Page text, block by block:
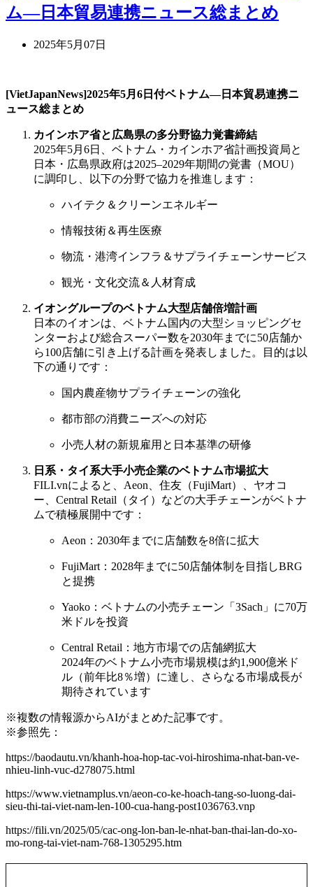
ム―日本貿易連携ニュース総まとめ
2025年5月07日
[VietJapanNews]2025年5月6日付ベトナム―日本貿易連携ニ
ュース総まとめ
カインホア省と広島県の多分野協力覚書締結
2025年5月6日、ベトナム・カインホア省計画投資局と
日本・広島県政府は2025–2029年期間の覚書（MOU）
に調印し、以下の分野で協力を推進します：
ハイテク＆クリーンエネルギー
情報技術＆再生医療
物流・港湾インフラ＆サプライチェーンサービス
観光・文化交流＆人材育成
イオングループのベトナム大型店舗倍増計画
日本のイオンは、ベトナム国内の大型ショッピングセ
ンターおよび総合スーパー数を2030年までに50店舗か
ら100店舗に引き上げる計画を発表しました。目的は以
下の通りです：
国内農産物サプライチェーンの強化
都市部の消費ニーズへの対応
小売人材の新規雇用と日本基準の研修
日系・タイ系大手小売企業のベトナム市場拡大
FILI.vnによると、Aeon、住友（FujiMart）、ヤオコ
ー、Central Retail（タイ）などの大手チェーンがベトナ
ムで積極展開中です：
Aeon：2030年までに店舗数を8倍に拡大
FujiMart：2028年までに50店舗体制を目指しBRG
と提携
Yaoko：ベトナムの小売チェーン「3Sach」に70万
米ドルを投資
Central Retail：地方市場での店舗網拡大
2024年のベトナム小売市場規模は約1,900億米ド
ル（前年比8％増）に達し、さらなる市場成長が
期待されています
※複数の情報源からAIがまとめた記事です。
※参照先：
https://baodautu.vn/khanh-hoa-hop-tac-voi-hiroshima-nhat-ban-ve-
nhieu-linh-vuc-d278075.html
https://www.vietnamplus.vn/aeon-co-ke-hoach-tang-so-luong-dai-
sieu-thi-tai-viet-nam-len-100-cua-hang-post1036763.vnp
https://fili.vn/2025/05/cac-ong-lon-ban-le-nhat-ban-thai-lan-do-xo-
mo-rong-tai-viet-nam-768-1305295.htm